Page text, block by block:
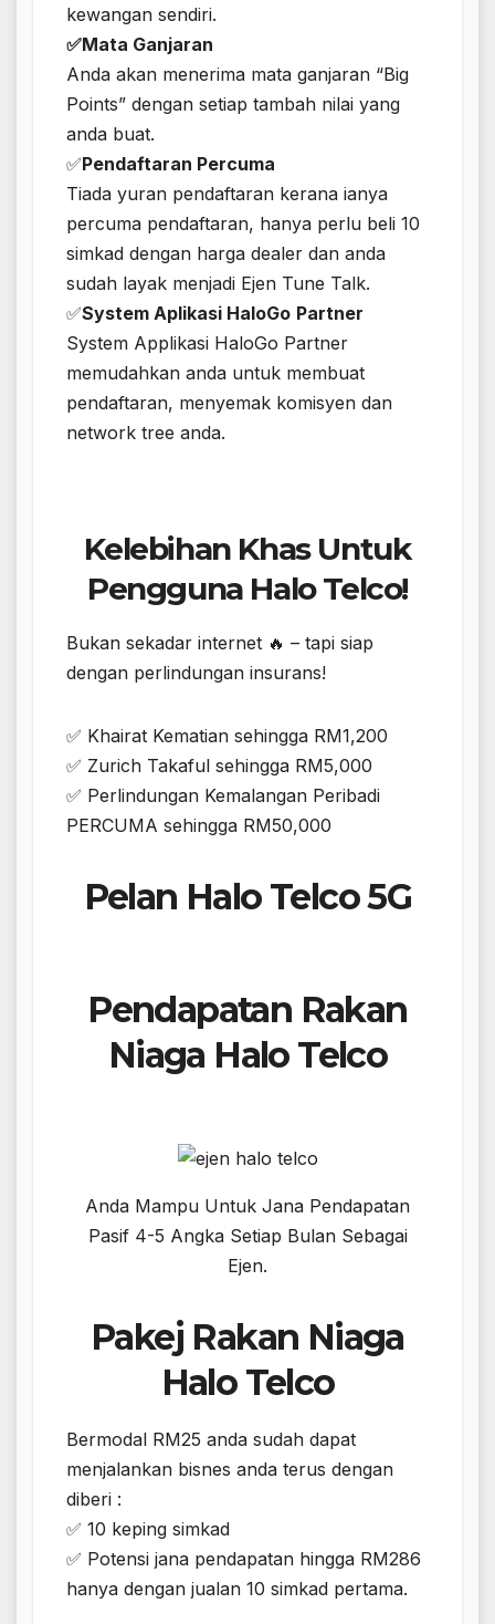
kewangan sendiri.
✅Mata Ganjaran
Anda akan menerima mata ganjaran “Big
Points” dengan setiap tambah nilai yang
anda buat.
✅Pendaftaran Percuma
Tiada yuran pendaftaran kerana ianya
percuma pendaftaran, hanya perlu beli 10
simkad dengan harga dealer dan anda
sudah layak menjadi Ejen Tune Talk.
✅System Aplikasi HaloGo Partner
System Applikasi HaloGo Partner
memudahkan anda untuk membuat
pendaftaran, menyemak komisyen dan
network tree anda.
Kelebihan Khas Untuk
Pengguna Halo Telco!
Bukan sekadar internet 🔥 – tapi siap
dengan perlindungan insurans!
✅ Khairat Kematian sehingga RM1,200
✅ Zurich Takaful sehingga RM5,000
✅ Perlindungan Kemalangan Peribadi
PERCUMA sehingga RM50,000
Pelan Halo Telco 5G
Pendapatan Rakan
Niaga Halo Telco
Anda Mampu Untuk Jana Pendapatan
Pasif 4-5 Angka Setiap Bulan Sebagai
Ejen.
Pakej Rakan Niaga
Halo Telco
Bermodal RM25 anda sudah dapat
menjalankan bisnes anda terus dengan
diberi :
✅ 10 keping simkad
✅ Potensi jana pendapatan hingga RM286
hanya dengan jualan 10 simkad pertama.